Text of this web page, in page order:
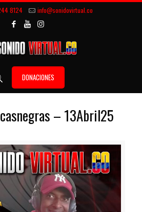
8124 info@sonidovirtual.co
DONACIONES
– 13Abril25